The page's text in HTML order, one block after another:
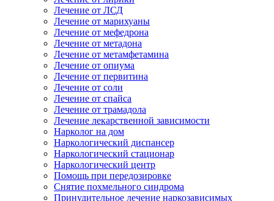
Лечение от ЛСД
Лечение от марихуаны
Лечение от мефедрона
Лечение от метадона
Лечение от метамфетамина
Лечение от опиума
Лечение от первитина
Лечение от соли
Лечение от спайса
Лечение от трамадола
Лечение лекарственной зависимости
Нарколог на дом
Наркологический диспансер
Наркологический стационар
Наркологический центр
Помощь при передозировке
Снятие похмельного синдрома
Принудительное лечение наркозависимых